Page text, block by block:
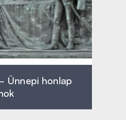
Ünnepi honlap